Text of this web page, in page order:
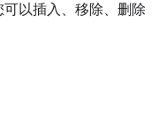
以插入、移除、删除